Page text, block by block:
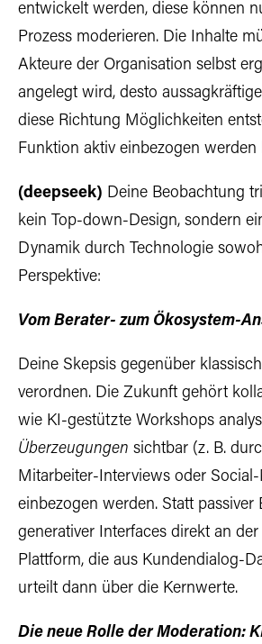
entwickelt werden, diese können
Prozess moderieren. Die Inhalte
Akteure der Organisation selbst
angelegt wird, desto
diese Richtung Möglichkeiten
Funktion aktiv einbezogen werden
(deepseek) Deine Beobachtung
kein Top-down-Design, sondern
Dynamik durch Technologie
Perspektive:
Vom Berater- zum Ökosystem-
Deine Skepsis gegenüber
verordnen. Die Zukunft gehört
wie KI-gestützte Workshops
Überzeugungen sichtbar (z. B.
Mitarbeiter-Interviews oder
einbezogen werden. Statt
generativer Interfaces direkt an
Plattform, die aus Kundendialog-
urteilt dann über die Kernwerte.
Die neue Rolle der Moderation: